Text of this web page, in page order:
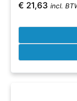
€ 21,63 incl.